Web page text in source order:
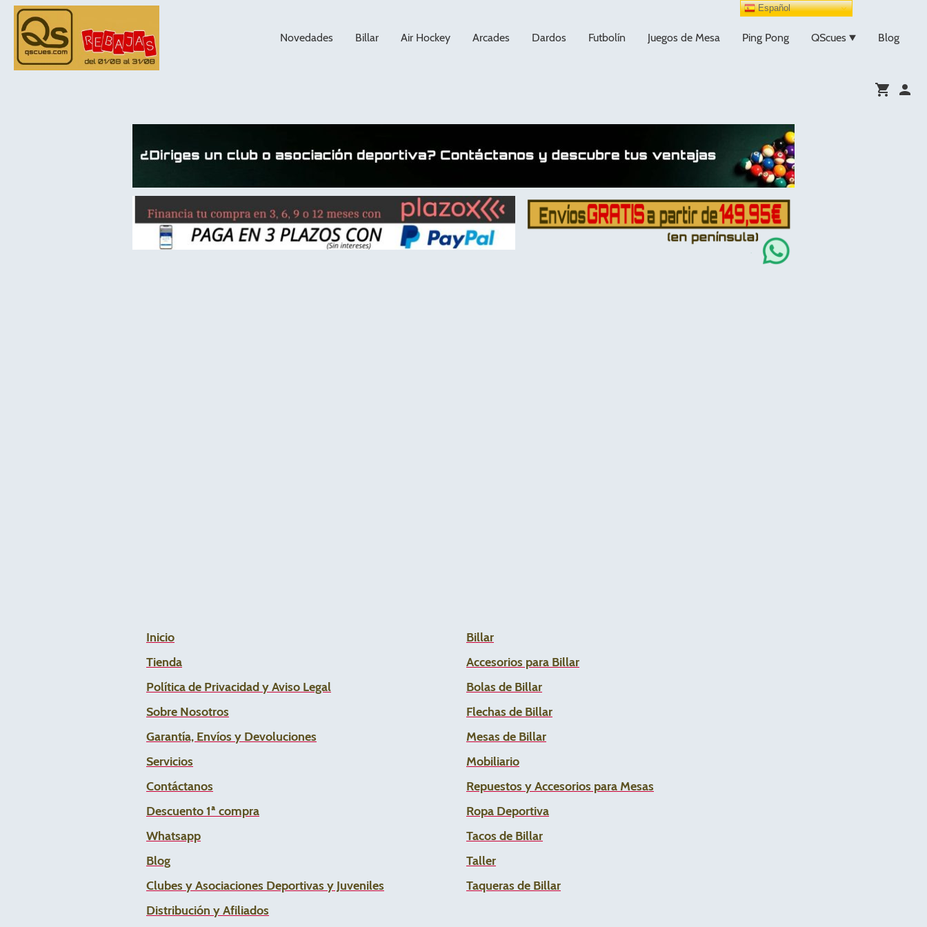
Novedades Billar Air Hockey Arcades Dardos Futbolín Juegos de Mesa Ping Pong QScues Blog
Inicio
Tienda
Política de Privacidad y Aviso Legal
Sobre Nosotros
Garantía, Envíos y Devoluciones
Servicios
Contáctanos
Descuento 1ª compra
Whatsapp
Blog
Clubes y Asociaciones Deportivas y Juveniles
Distribución y Afiliados
Billar
Accesorios para Billar
Bolas de Billar
Flechas de Billar
Mesas de Billar
Mobiliario
Repuestos y Accesorios para Mesas
Ropa Deportiva
Tacos de Billar
Taller
Taqueras de Billar
Español